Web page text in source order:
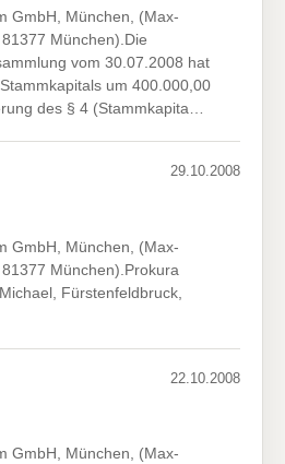
GmbH, München, (Max-
München).Die
vom 30.07.2008 hat
um 400.000,00
des § 4 (Stammkapita…
29.10.2008
GmbH, München, (Max-
München).Prokura
Fürstenfeldbruck,
22.10.2008
GmbH, München, (Max-